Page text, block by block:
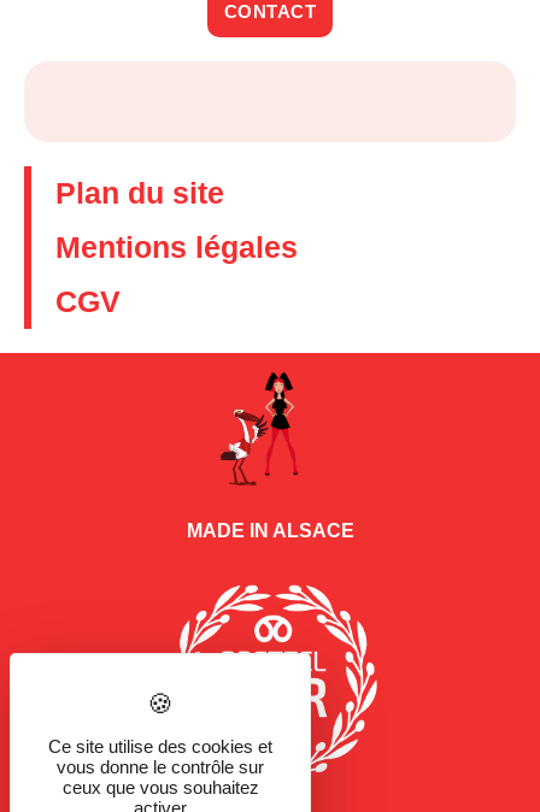
CONTACT
Plan du site
Mentions légales
CGV
MADE IN ALSACE
Ce site utilise des cookies et
vous donne le contrôle sur
ceux que vous souhaitez
activer